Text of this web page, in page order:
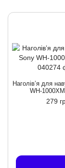
Наголівʼя для
WH-
279